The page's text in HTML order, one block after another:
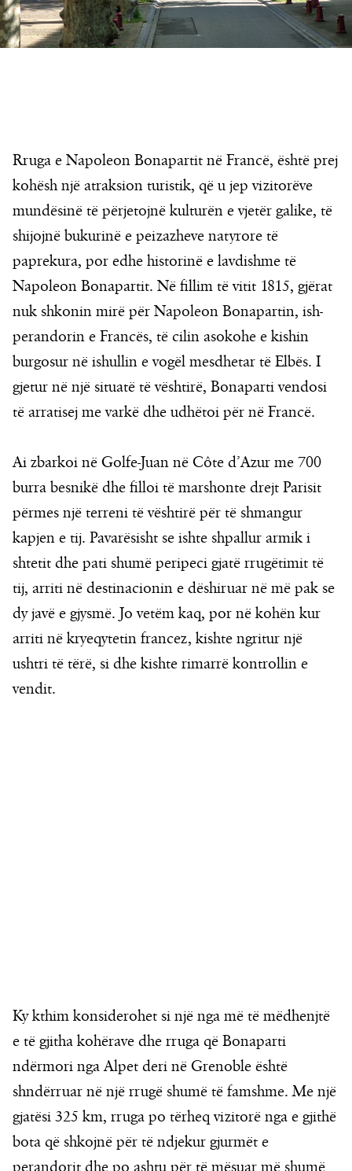
Rruga e Napoleon Bonapartit në Francë, është prej
kohësh një atraksion turistik, që u jep vizitorëve
mundësinë të përjetojnë kulturën e vjetër galike, të
shijojnë bukurinë e peizazheve natyrore të
paprekura, por edhe historinë e lavdishme të
Napoleon Bonapartit. Në fillim të vitit 1815, gjërat
nuk shkonin mirë për Napoleon Bonapartin, ish-
perandorin e Francës, të cilin asokohe e kishin
burgosur në ishullin e vogël mesdhetar të Elbës. I
gjetur në një situatë të vështirë, Bonaparti vendosi
të arratisej me varkë dhe udhëtoi për në Francë.
Ai zbarkoi në Golfe-Juan në Côte d’Azur me 700
burra besnikë dhe filloi të marshonte drejt Parisit
përmes një terreni të vështirë për të shmangur
kapjen e tij. Pavarësisht se ishte shpallur armik i
shtetit dhe pati shumë peripeci gjatë rrugëtimit të
tij, arriti në destinacionin e dëshiruar në më pak se
dy javë e gjysmë. Jo vetëm kaq, por në kohën kur
arriti në kryeqytetin francez, kishte ngritur një
ushtri të tërë, si dhe kishte rimarrë kontrollin e
vendit.
Ky kthim konsiderohet si një nga më të mëdhenjtë
e të gjitha kohërave dhe rruga që Bonaparti
ndërmori nga Alpet deri në Grenoble është
shndërruar në një rrugë shumë të famshme. Me një
gjatësi 325 km, rruga po tërheq vizitorë nga e gjithë
bota që shkojnë për të ndjekur gjurmët e